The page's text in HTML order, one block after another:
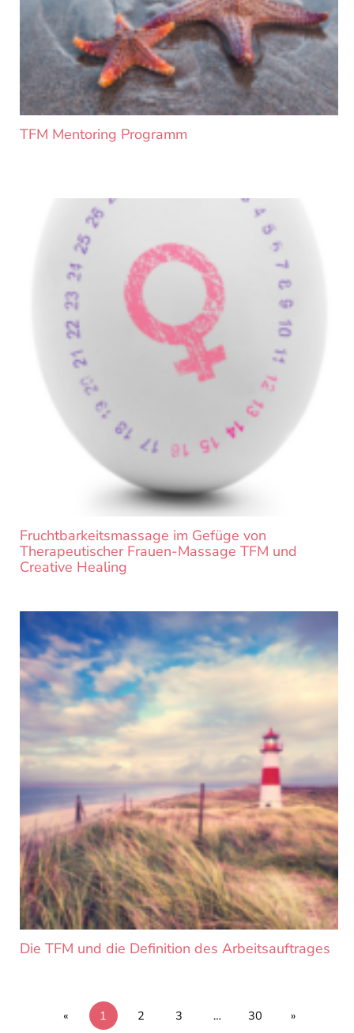
TFM Mentoring Programm
Fruchtbarkeitsmassage im Gefüge von
Therapeutischer Frauen-Massage TFM und
Creative Healing
Die TFM und die Definition des Arbeitsauftrages
« 1 2 3 … 30 »